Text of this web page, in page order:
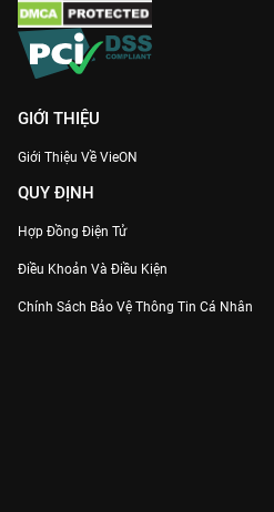
GIỚI THIỆU
Giới Thiệu Về VieON
QUY ĐỊNH
Hợp Đồng Điện Tử
Điều Khoản Và Điều Kiện
Chính Sách Bảo Vệ Thông Tin Cá Nhân